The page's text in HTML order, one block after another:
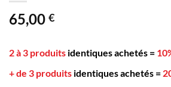
65,00 €
2 à 3 produits identiques achetés =
+ de 3 produits identiques achetés =